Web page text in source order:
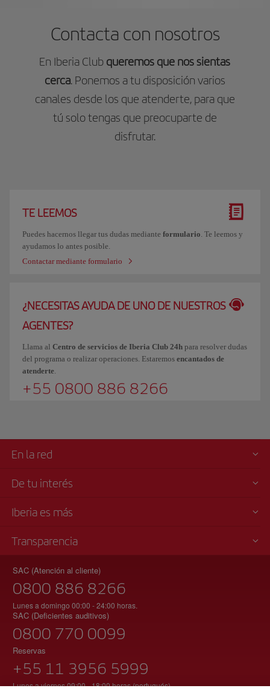
Contacta con nosotros
En Iberia Club queremos que nos sientas
cerca. Ponemos a tu disposición varios
canales desde los que atenderte, para que
tú solo tengas que preocuparte de
disfrutar.
TE LEEMOS
Puedes hacernos llegar tus dudas mediante formulario. Te leemos y
ayudamos lo antes posible.
Contactar mediante formulario
¿NECESITAS AYUDA DE UNO DE NUESTROS
AGENTES?
Llama al Centro de servicios de Iberia Club 24h para resolver dudas
del programa o realizar operaciones. Estaremos encantados de
atenderte.
+55 0800 886 8266
En la red
De tu interés
Iberia es más
Transparencia
SAC (Atención al cliente)
0800 886 8266
Lunes a domingo 00:00 - 24:00 horas.
SAC (Deficientes auditivos)
0800 770 0099
Reservas
+55 11 3956 5999
Lunes a viernes 09:00 - 18:00 horas (portugués).